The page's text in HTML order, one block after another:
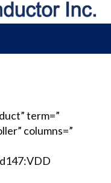
term=”
columns=”